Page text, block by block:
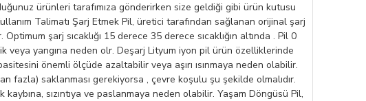
ürünleri tarafımıza gönderirken size geldiği gibi ürün kutusu
Talimatı Şarj Etmek Pil, üretici tarafından sağlanan orijinal şarj
şarj sıcaklığı 15 derece 35 derece sıcaklığın altında . Pil 0
veya yangına neden olr. Deşarj Lityum iyon pil ürün özelliklerinde
önemli ölçüde azaltabilir veya aşırı ısınmaya neden olabilir.
fazla) saklanması gerekiyorsa , çevre koşulu şu şekilde olmalıdır.
sızıntıya ve paslanmaya neden olabilir. Yaşam Döngüsü Pil,